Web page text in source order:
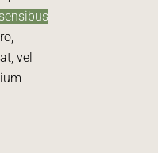
vel